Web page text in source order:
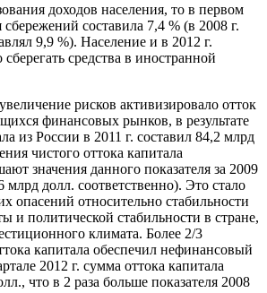
доходов населения, то в первом
сбережений составила 7,4 % (в 2008 г.
9,9 %). Население и в 2012 г.
средства в иностранной
рисков активизировало отток
финансовых рынков, в результате
из России в 2011 г. составил 84,2 млрд
чистого оттока капитала
значения данного показателя за 2009
млрд долл. соответственно). Это стало
опасений относительно стабильности
и политической стабильности в стране,
климата. Более 2/3
капитала обеспечил нефинансовый
2012 г. сумма оттока капитала
что в 2 раза больше показателя 2008